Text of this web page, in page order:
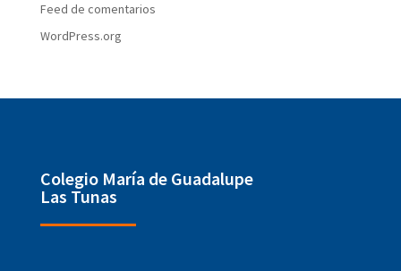
Feed de comentarios
WordPress.org
Colegio María de Guadalupe
Las Tunas